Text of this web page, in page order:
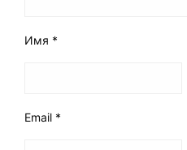
Имя *
Email *